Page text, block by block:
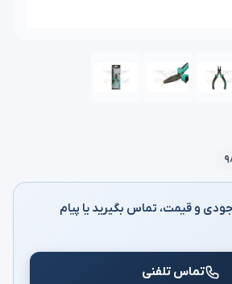
و قیمت، تماس بگیرید یا پیام
تماس تلفنی